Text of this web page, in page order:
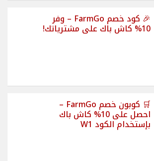
🎉 كود خصم FarmGo – وفر
10% كاش باك على مشترياتك!
🛒 كوبون خصم FarmGo –
احصل على 10% كاش باك
بإستخدام الكود W1